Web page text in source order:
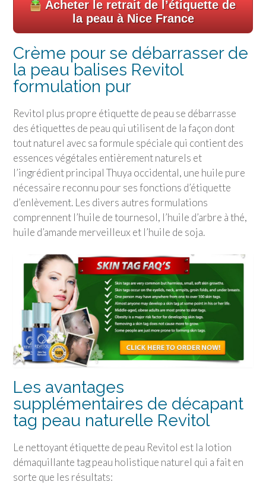
Acheter le retrait de l’étiquette de
la peau à Nice France
Crème pour se débarrasser de
la peau balises Revitol
formulation pur
Revitol plus propre étiquette de peau se débarrasse
des étiquettes de peau qui utilisent de la façon dont
tout naturel avec sa formule spéciale qui contient des
essences végétales entièrement naturels et
l’ingrédient principal Thuya occidental, une huile pure
nécessaire reconnu pour ses fonctions d’étiquette
d’enlèvement. Les divers autres formulations
comprennent l’huile de tournesol, l’huile d’arbre à thé,
huile d’amande merveilleux et l’huile de soja.
Les avantages
supplémentaires de décapant
tag peau naturelle Revitol
Le nettoyant étiquette de peau Revitol est la lotion
démaquillante tag peau holistique naturel qui a fait en
sorte que les résultats: